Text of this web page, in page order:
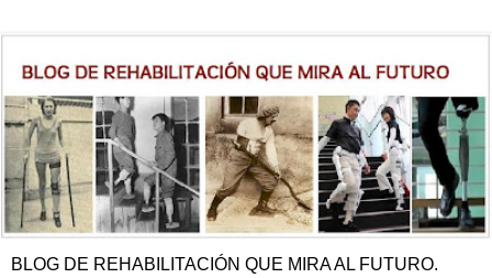
BLOG DE REHABILITACIÓN QUE MIRA AL FUTURO.